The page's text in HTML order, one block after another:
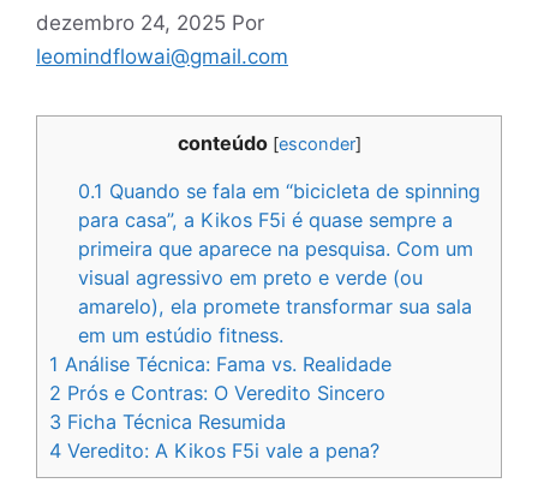
dezembro 24, 2025 Por
leomindflowai@gmail.com
conteúdo [esconder]
0.1 Quando se fala em “bicicleta de spinning
para casa”, a Kikos F5i é quase sempre a
primeira que aparece na pesquisa. Com um
visual agressivo em preto e verde (ou
amarelo), ela promete transformar sua sala
em um estúdio fitness.
1 Análise Técnica: Fama vs. Realidade
2 Prós e Contras: O Veredito Sincero
3 Ficha Técnica Resumida
4 Veredito: A Kikos F5i vale a pena?